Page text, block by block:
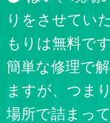
りをさせてい
もりは無料です
簡単な修理で
ますが、つま
場所で詰まっ